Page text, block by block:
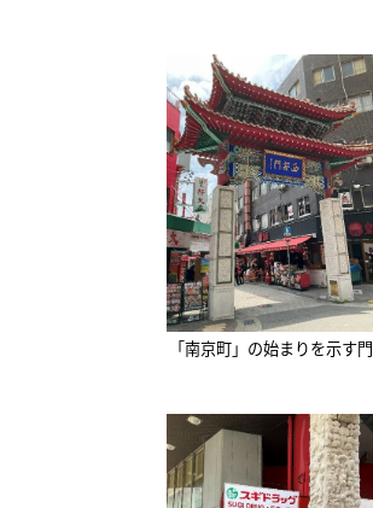
「南京町」の始まりを示す門